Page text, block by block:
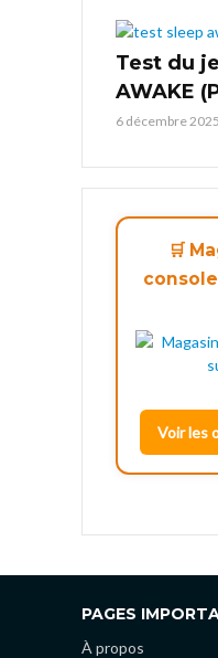
Test du
AWAKE
6 décembre 2025
🛒
Voir les
PAGES
À propos